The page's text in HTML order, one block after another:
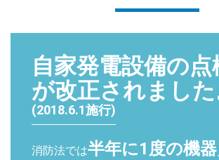
自家発電設備の点
が改正されました
(2018.6.1施行)
消防法では半年に1度の機器